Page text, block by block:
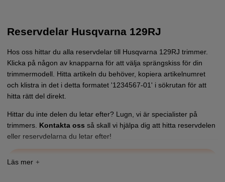
Reservdelar Husqvarna 129RJ
Hos oss hittar du alla reservdelar till Husqvarna 129RJ trimmer.
Klicka på någon av knapparna för att välja sprängskiss för din
trimmermodell. Hitta artikeln du behöver, kopiera artikelnumret
och klistra in det i detta formatet '1234567-01' i sökrutan för att
hitta rätt del direkt.
Hittar du inte delen du letar efter? Lugn, vi är specialister på
trimmers. Kontakta oss så skall vi hjälpa dig att hitta reservdelen
eller reservdelarna du letar efter!